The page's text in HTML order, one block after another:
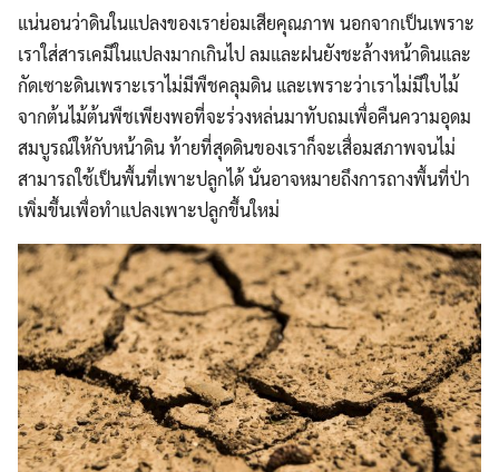
for: Search
แน่นอนว่าดินในแปลงของเราย่อมเสียคุณภาพ นอกจากเป็นเพราะ
เราใส่สารเคมีในแปลงมากเกินไป ลมและฝนยังชะล้างหน้าดินและ
กัดเซาะดินเพราะเราไม่มีพืชคลุมดิน และเพราะว่าเราไม่มีใบไม้
จากต้นไม้ต้นพืชเพียงพอที่จะร่วงหล่นมาทับถมเพื่อคืนความอุดม
สมบูรณ์ให้กับหน้าดิน ท้ายที่สุดดินของเราก็จะเสื่อมสภาพจนไม่
สามารถใช้เป็นพื้นที่เพาะปลูกได้ นั่นอาจหมายถึงการถางพื้นที่ป่า
เพิ่มขึ้นเพื่อทำแปลงเพาะปลูกขึ้นใหม่